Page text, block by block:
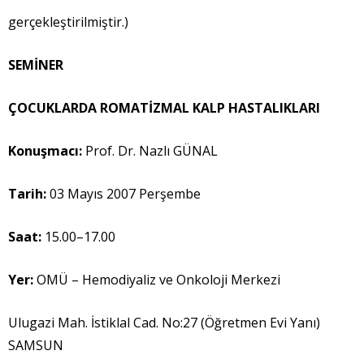
gerçekleştirilmiştir.)
SEMİNER
ÇOCUKLARDA ROMATİZMAL KALP HASTALIKLARI
Konuşmacı: Prof. Dr. Nazlı GÜNAL
Tarih:03 Mayıs 2007 Perşembe
Saat: 15.00–17.00
Yer:OMÜ – Hemodiyaliz ve Onkoloji Merkezi
Ulugazi Mah. İstiklal Cad. No:27 (Öğretmen Evi Yanı)
SAMSUN